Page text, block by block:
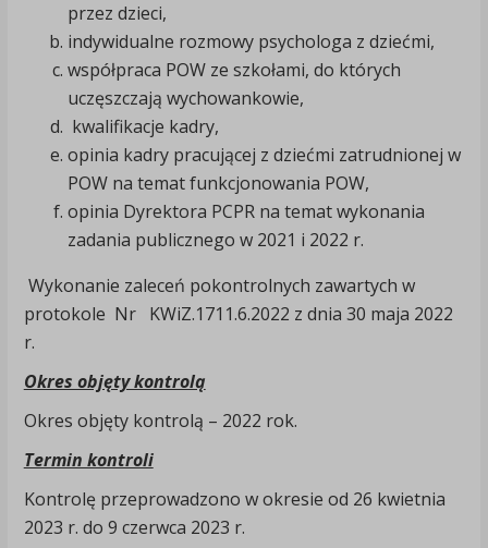
przez dzieci,
indywidualne rozmowy psychologa z dziećmi,
współpraca POW ze szkołami, do których
uczęszczają wychowankowie,
kwalifikacje kadry,
opinia kadry pracującej z dziećmi zatrudnionej w
POW na temat funkcjonowania POW,
opinia Dyrektora PCPR na temat wykonania
zadania publicznego w 2021 i 2022 r.
Wykonanie zaleceń pokontrolnych zawartych w
protokole Nr KWiZ.1711.6.2022 z dnia 30 maja 2022
r.
Okres objęty kontrolą
Okres objęty kontrolą – 2022 rok.
Termin kontroli
Kontrolę przeprowadzono w okresie od 26 kwietnia
2023 r. do 9 czerwca 2023 r.